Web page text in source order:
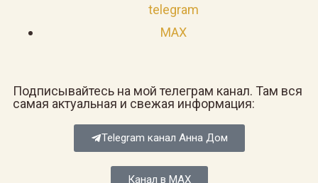
telegram
MAX
Подписывайтесь на мой телеграм канал. Там вся
самая актуальная и свежая информация:
Telegram канал Анна Дом
Канал в MAX